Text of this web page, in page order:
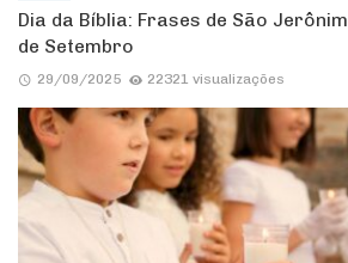
Dia da Bíblia: Frases de São
de Setembro
29/09/2025 22321 visualizações